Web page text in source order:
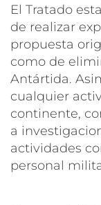
El Tratado
de realizar
propuesta
como de
Antártida.
cualquier
continente,
a
actividades
personal